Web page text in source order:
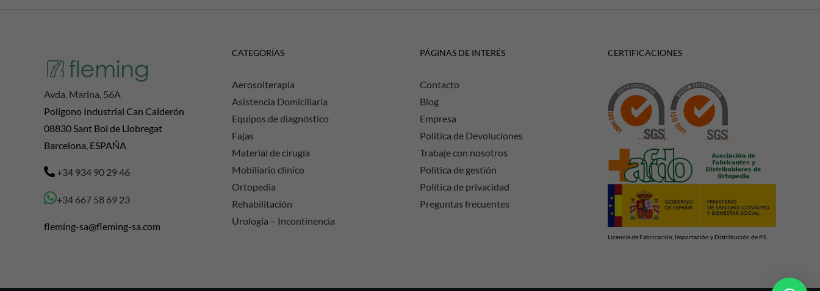
Avda. Marina, 56A
Polígono Industrial Can Calderón
08830 Sant Boi de Llobregat
Barcelona, ESPAÑA
+34 934 90 29 46
+34 667 58 69 23
fleming-sa@fleming-sa.com
CATEGORÍAS
Aerosolterapia
Asistencia Domiciliaria
Equipos de diagnóstico
Fajas
Material de cirugía
Mobiliario clínico
Ortopedia
Rehabilitación
Urología – Incontinencia
PÁGINAS DE INTERÉS
Contacto
Blog
Empresa
Política de Devoluciones
Trabaje con nosotros
Política de gestión
Política de privacidad
Preguntas frecuentes
CERTIFICACIONES
Licencia de Fabricación, Importación y Distribución de P.S.